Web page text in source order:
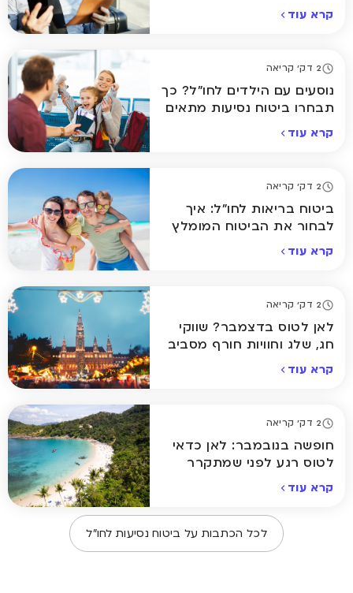
קרא עוד
2 דק' קריאה
נוסעים עם הילדים לחו"ל? כך
תבחרו ביטוח נסיעות מתאים
קרא עוד
2 דק' קריאה
ביטוח בריאות לחו"ל: איך
לבחור את הביטוח המומלץ
קרא עוד
2 דק' קריאה
לאן לטוס בדצמבר? שווקי
חג, שלג וחוויות חורף מסביב
קרא עוד
2 דק' קריאה
חופשה בנובמבר: לאן כדאי
לטוס רגע לפני שמתקרר
קרא עוד
לכל הכתבות על ביטוח נסיעות לחו״ל